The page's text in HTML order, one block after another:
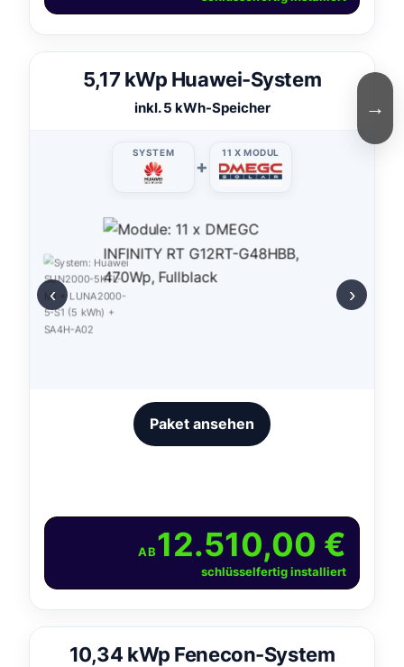
→
5,17 kWp Huawei-System
inkl. 5 kWh-Speicher
SYSTEM
+
11 X MODUL
‹ ›
Paket ansehen
AB12.510,00 €
schlüsselfertig installiert
10,34 kWp Fenecon-System